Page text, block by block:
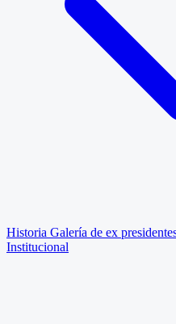
Historia Galería de ex
Institucional